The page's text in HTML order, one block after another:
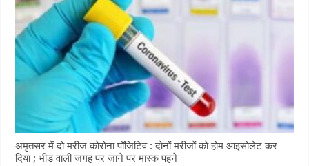
अमृतसर में दो मरीज कोरोना पॉजिटिव : दोनों मरीजों को होम आइसोलेट कर
दिया ; भीड़ वाली जगह पर जाने पर मास्क पहने